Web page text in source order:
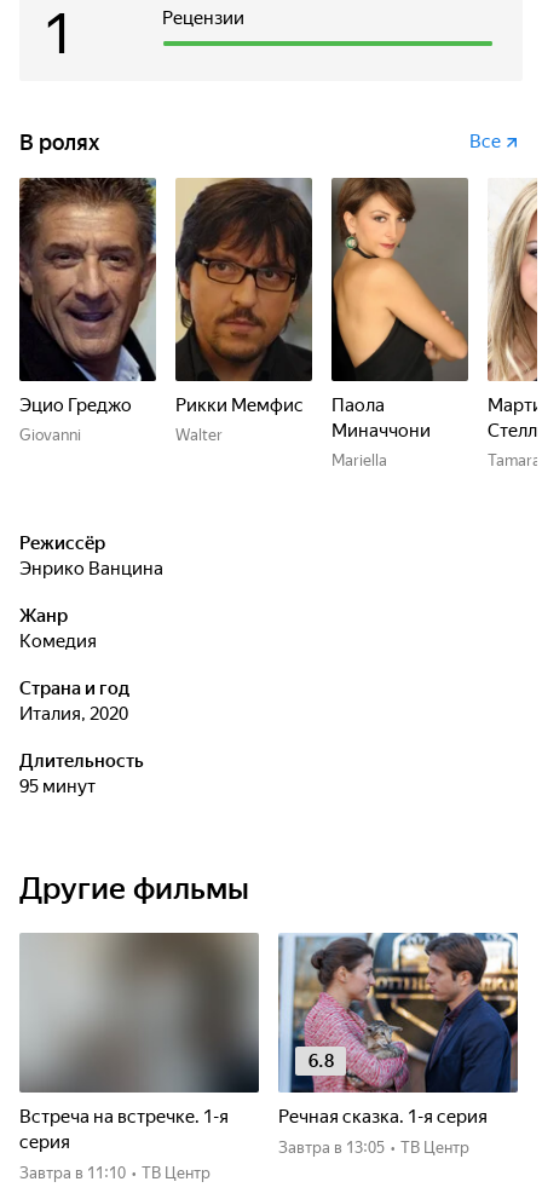
Рецензии
1
В ролях Все
Эцио Греджо
Giovanni
Рикки Мемфис
Walter
Паола
Миначчони
Mariella Tamara
Режиссёр
Энрико Ванцина
Жанр
комедия
Страна и год
Италия, 2020
Длительность
95 минут
Другие фильмы
Встреча на встречке. 1-я
серия
Завтра в 11:10 • ТВ Центр
6.8
Речная сказка. 1-я серия
Завтра в 13:05 • ТВ Центр